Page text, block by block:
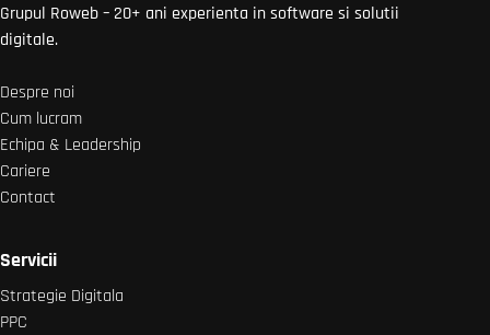
Grupul Roweb – 20+ ani experienta in software si solutii
digitale.
Despre noi
Cum lucram
Echipa & Leadership
Cariere
Contact
Servicii
Strategie Digitala
PPC